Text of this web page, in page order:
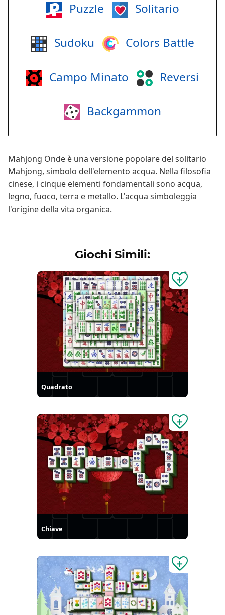
Puzzle Solitario
Sudoku Colors Battle
Campo Minato Reversi
Backgammon
Mahjong Onde è una versione popolare del solitario
Mahjong, simbolo dell'elemento acqua. Nella filosofia
cinese, i cinque elementi fondamentali sono acqua,
legno, fuoco, terra e metallo. L'acqua simboleggia
l'origine della vita organica.
Giochi Simili:
Quadrato
Chiave